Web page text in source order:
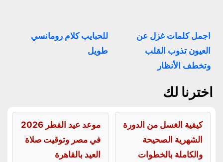
اجمل كلمات غزل عن
العيون تذوب القلب
وتخطف الأنظار
للحبايب كلام رومانسي
طويل
اخترنا لك
كيفية الغسل من الدورة
الشهرية الصحيحة
والكاملة بالخطوات
موعد عيد الفطر 2026
في مصر وتوقيت صلاة
العيد بالقاهرة